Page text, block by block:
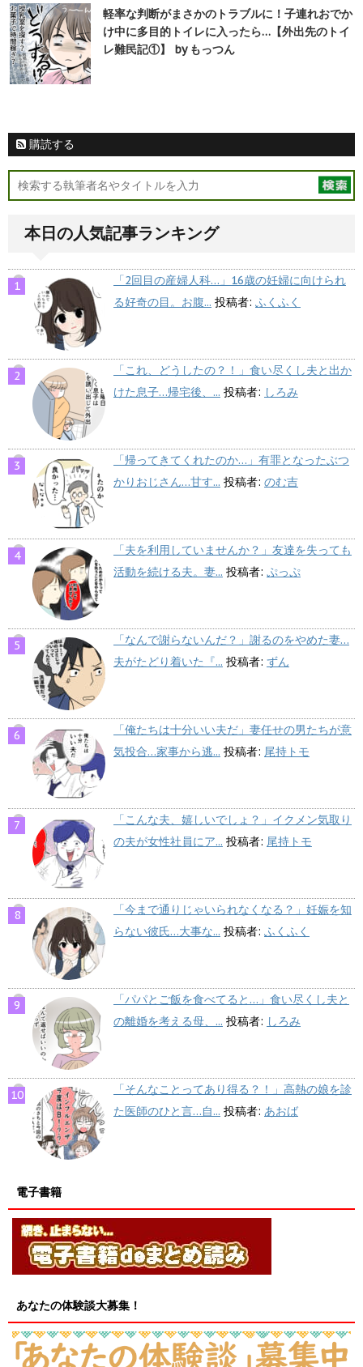
軽率な判断がまさかのトラブルに！子連れおでか
け中に多目的トイレに入ったら…【外出先のトイ
レ難民記①】 by もっつん
購読する
本日の人気記事ランキング
「2回目の産婦人科…」16歳の妊婦に向けられ
る好奇の目。お腹... 投稿者: ふくふく
「これ、どうしたの？！」食い尽くし夫と出か
けた息子…帰宅後、... 投稿者: しろみ
「帰ってきてくれたのか…」有罪となったぶつ
かりおじさん…甘す... 投稿者: のむ吉
「夫を利用していませんか？」友達を失っても
活動を続ける夫。妻... 投稿者: ぷっぷ
「なんで謝らないんだ？」謝るのをやめた妻…
夫がたどり着いた『... 投稿者: ずん
「俺たちは十分いい夫だ」妻任せの男たちが意
気投合…家事から逃... 投稿者: 尾持トモ
「こんな夫、嬉しいでしょ？」イクメン気取り
の夫が女性社員にア... 投稿者: 尾持トモ
「今まで通りじゃいられなくなる？」妊娠を知
らない彼氏…大事な... 投稿者: ふくふく
「パパとご飯を食べてると…」食い尽くし夫と
の離婚を考える母、... 投稿者: しろみ
「そんなことってあり得る？！」高熱の娘を診
た医師のひと言…自... 投稿者: あおば
電子書籍
あなたの体験談大募集！